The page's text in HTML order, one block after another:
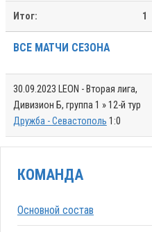
Итог: 1
ВСЕ МАТЧИ СЕЗОНА
30.09.2023 LEON - Вторая лига,
Дивизион Б, группа 1 » 12-й тур
Дружба - Севастополь 1:0
КОМАНДА
Основной состав